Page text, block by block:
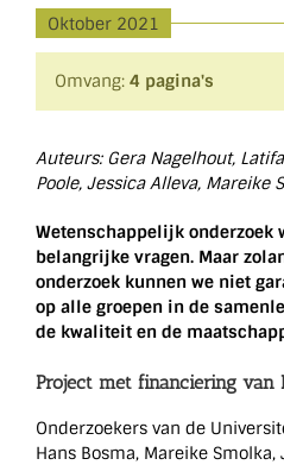
Oktober 2021
Omvang: 4 pagina's
Auteurs: Gera Nagelhout,
Poole, Jessica Alleva, Mareike
Wetenschappelijk onderzoek
belangrijke vragen. Maar
onderzoek kunnen we niet
op alle groepen in de
de kwaliteit en de
Project met financiering van
Onderzoekers van de
Hans Bosma, Mareike